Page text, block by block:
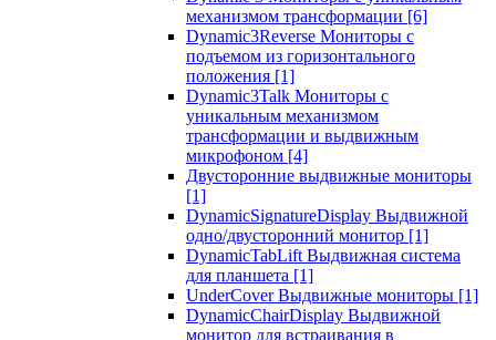
механизмом трансформации [6]
Dynamic3Reverse Мониторы с
подъемом из горизонтального
положения [1]
Dynamic3Talk Мониторы с
уникальным механизмом
трансформации и выдвижным
микрофоном [4]
Двусторонние выдвижные мониторы
[1]
DynamicSignatureDisplay Выдвижной
одно/двусторонний монитор [1]
DynamicTabLift Выдвижная система
для планшета [1]
UnderCover Выдвижные мониторы [1]
DynamicChairDisplay Выдвижной
монитор для встраивания в